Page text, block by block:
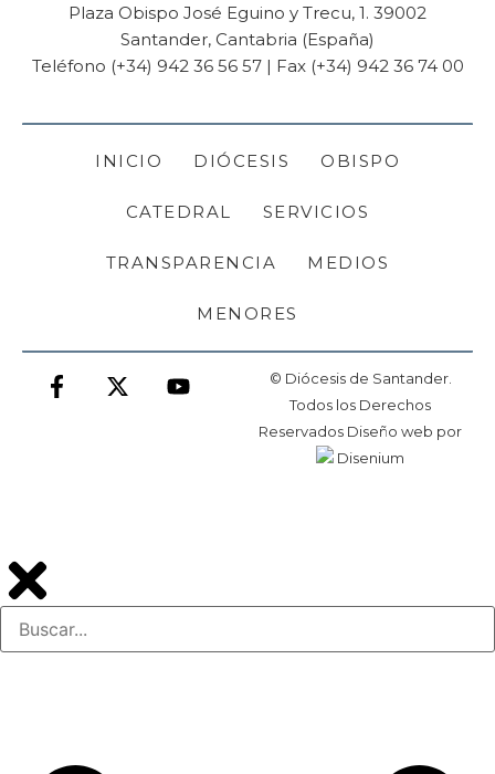
Plaza Obispo José Eguino y Trecu, 1. 39002
Santander, Cantabria (España)
Teléfono (+34) 942 36 56 57 | Fax (+34) 942 36 74 00
INICIO DIÓCESIS OBISPO
CATEDRAL SERVICIOS
TRANSPARENCIA MEDIOS
MENORES
© Diócesis de Santander.
Todos los Derechos
Reservados Diseño web por
Disenium